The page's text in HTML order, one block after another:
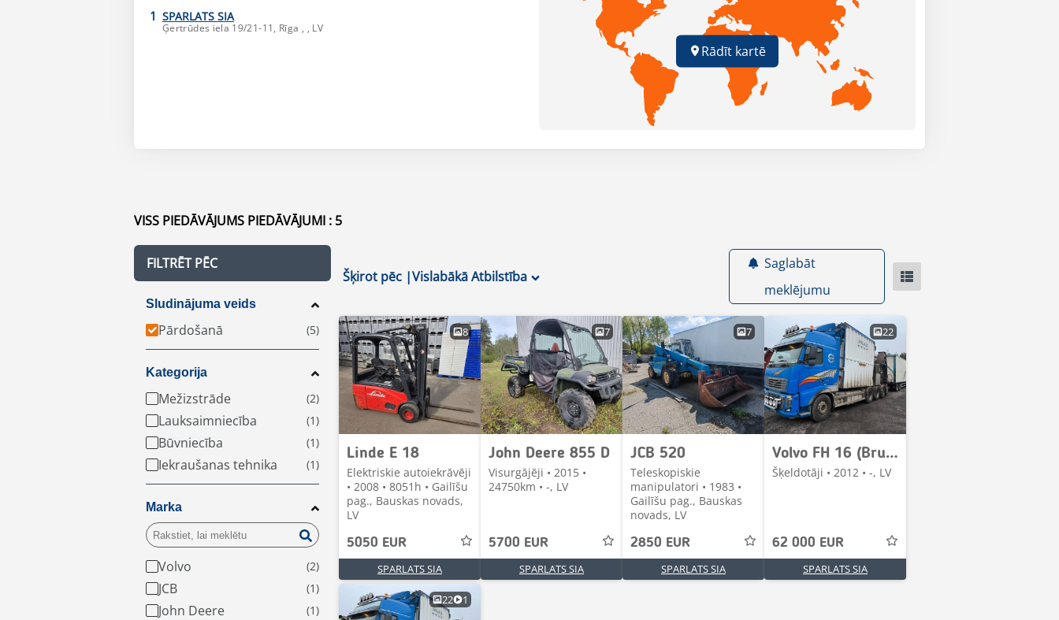
1 SPARLATS SIA
Ģertrūdes iela 19/21-11, Rīga , , LV
Rādīt kartē
VISS PIEDĀVĀJUMS PIEDĀVĀJUMI : 5
FILTRĒT PĒC
Sludinājuma veids
Pārdošanā
Kategorija
Mežizstrāde
Lauksaimniecība
Būvniecība
Iekraušanas tehnika
Marka
Volvo
JCB
John Deere
Šķirot pēc |Vislabākā Atbilstība
Saglabāt
meklējumu
8
Linde E 18
Elektriskie autoiekrāvēji
• 2008 • 8051h • Gailīšu
pag., Bauskas novads,
LV
5050 EUR
SPARLATS SIA
7
John Deere 855 D
Visurgājēji • 2015 •
24750km • -, LV
5700 EUR
SPARLATS SIA
7
JCB 520
Teleskopiskie
manipulatori • 1983 •
Gailīšu pag., Bauskas
novads, LV
2850 EUR
SPARLATS SIA
22
Volvo FH 16 (Bruks 805.2)
Šķeldotāji • 2012 • -, LV
62 000 EUR
SPARLATS SIA
22 1